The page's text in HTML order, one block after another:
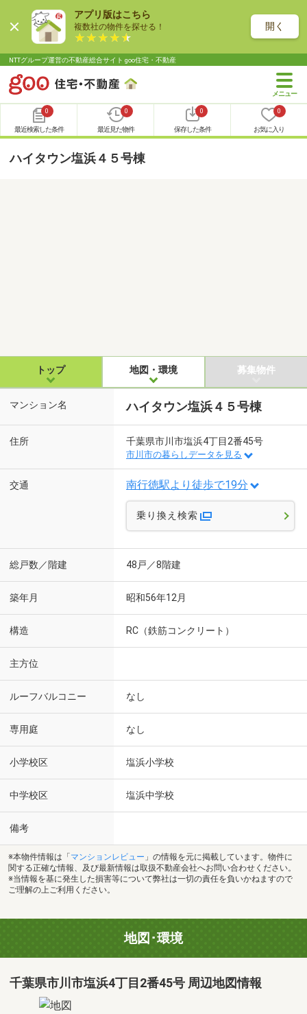
アプリ版はこちら
複数社の物件を探せる！ 開く
NTTグループ運営の不動産総合サイト goo住宅・不動産
0
最近検索した条件
0
最近見た物件
0
保存した条件
0
お気に入り
ハイタウン塩浜４５号棟
トップ 地図・環境 募集物件
マンション名 ハイタウン塩浜４５号棟
住所 千葉県市川市塩浜4丁目2番45号
市川市の暮らしデータを見る
交通 南行徳駅より徒歩で19分
乗り換え検索
総戸数／階建 48戸／8階建
築年月 昭和56年12月
構造 RC（鉄筋コンクリート）
主方位
ルーフバルコニー なし
専用庭 なし
小学校区 塩浜小学校
中学校区 塩浜中学校
備考
※本物件情報は「 マンションレビュー 」の情報を元に掲載しています。物件に
関する正確な情報、及び最新情報は取扱不動産会社へお問い合わせください。
※当情報を基に発生した損害等について弊社は一切の責任を負いかねますので
ご理解の上ご利用ください。
地図･環境
千葉県市川市塩浜4丁目2番45号 周辺地図情報